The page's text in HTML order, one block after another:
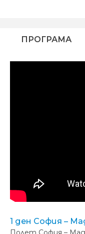
ПРОГРАМА
1 ден София –